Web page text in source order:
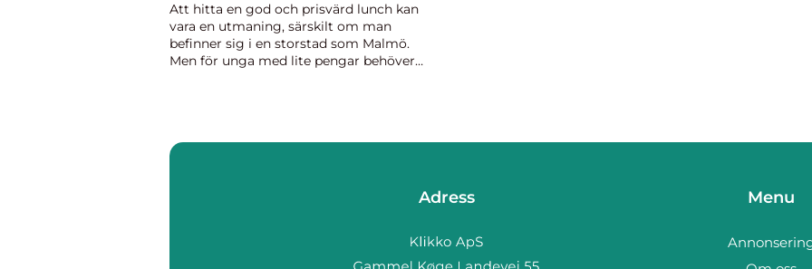
Att hitta en god och prisvärd lunch kan
vara en utmaning, särskilt om man
befinner sig i en storstad som Malmö.
Men för unga med lite pengar behöver
Adress Menu